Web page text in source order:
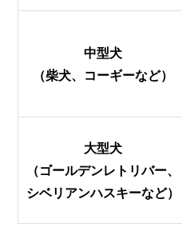
中型犬
（柴犬、コーギーなど）
大型犬
（ゴールデンレトリバー、
シベリアンハスキーなど）